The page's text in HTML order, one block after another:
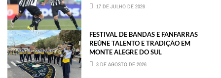
17 DE JULHO DE 2026
FESTIVAL DE BANDAS E FANFARRAS
REÚNE TALENTO E TRADIÇÃO EM
MONTE ALEGRE DO SUL
3 DE AGOSTO DE 2026